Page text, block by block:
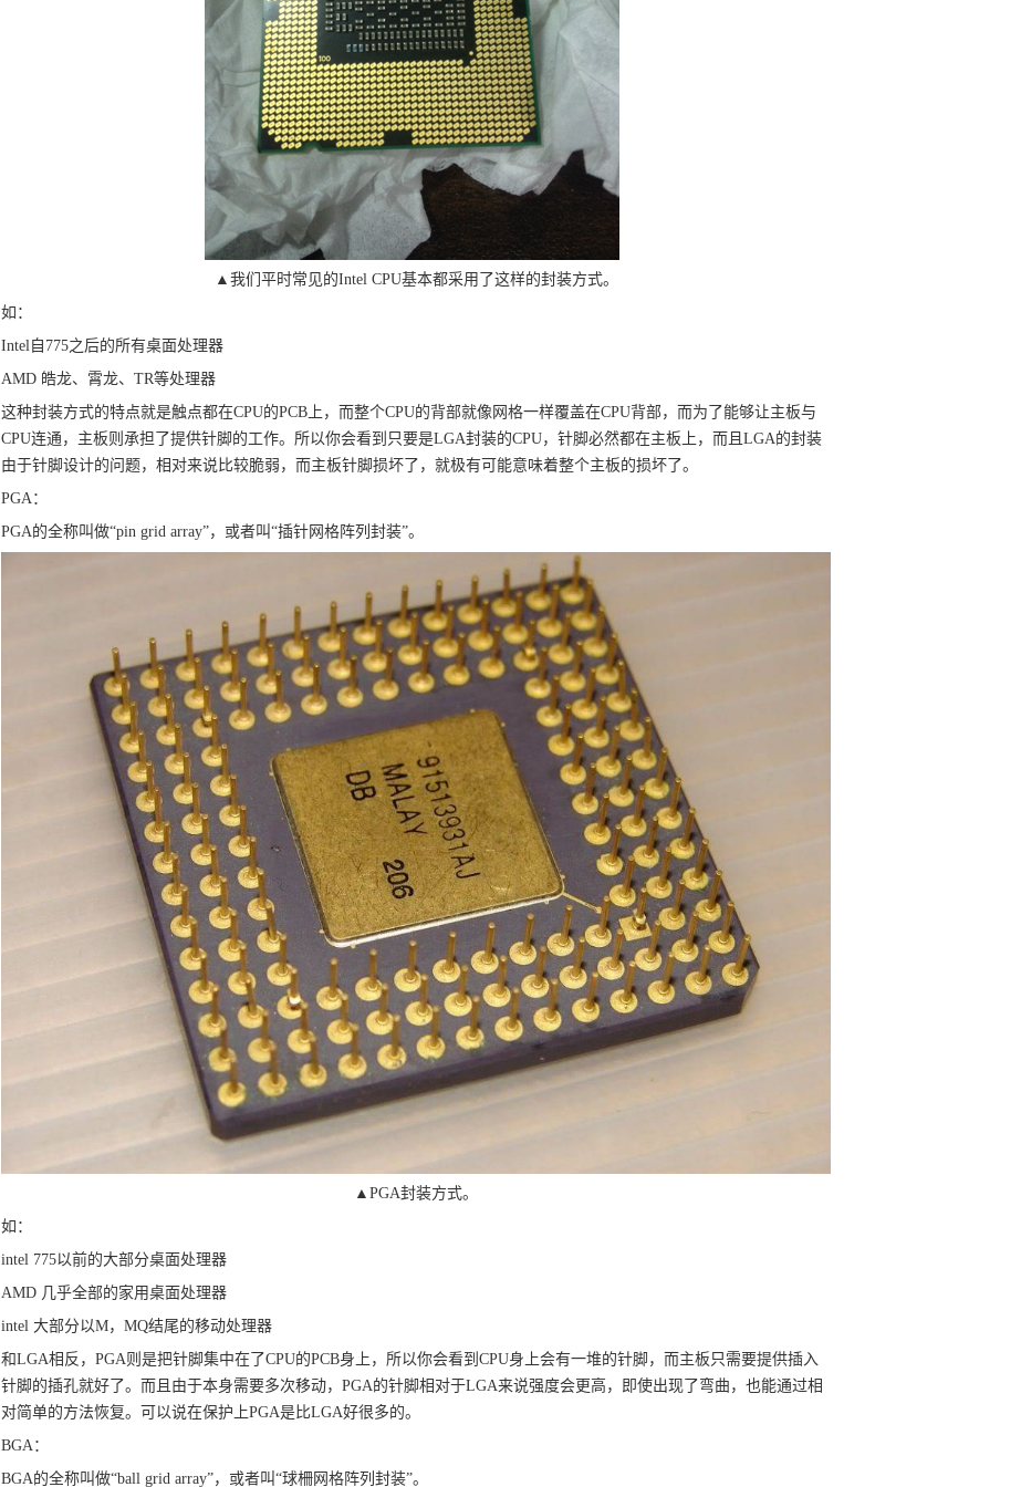
▲我们平时常见的Intel CPU基本都采用了这样的封装方式。
如：
Intel自775之后的所有桌面处理器
AMD 皓龙、霄龙、TR等处理器
这种封装方式的特点就是触点都在CPU的PCB上，而整个CPU的背部就像网格一样覆盖在CPU背部，而为了能够让主板与
CPU连通，主板则承担了提供针脚的工作。所以你会看到只要是LGA封装的CPU，针脚必然都在主板上，而且LGA的封装
由于针脚设计的问题，相对来说比较脆弱，而主板针脚损坏了，就极有可能意味着整个主板的损坏了。
PGA：
PGA的全称叫做“pin grid array”，或者叫“插针网格阵列封装”。
▲PGA封装方式。
如：
intel 775以前的大部分桌面处理器
AMD 几乎全部的家用桌面处理器
intel 大部分以M，MQ结尾的移动处理器
和LGA相反，PGA则是把针脚集中在了CPU的PCB身上，所以你会看到CPU身上会有一堆的针脚，而主板只需要提供插入
针脚的插孔就好了。而且由于本身需要多次移动，PGA的针脚相对于LGA来说强度会更高，即使出现了弯曲，也能通过相
对简单的方法恢复。可以说在保护上PGA是比LGA好很多的。
BGA：
BGA的全称叫做“ball grid array”，或者叫“球柵网格阵列封装”。